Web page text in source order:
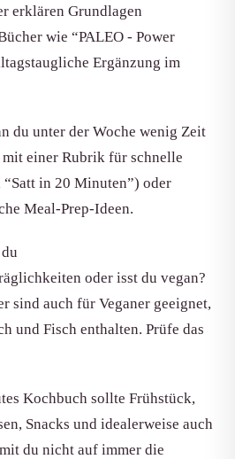
erklären Grundlagen
wie “PALEO - Power
Ergänzung im
du unter der Woche wenig Zeit
mit einer Rubrik für schnelle
in 20 Minuten”) oder
Meal-Prep-Ideen.
oder isst du vegan?
sind auch für Veganer geeignet,
und Fisch enthalten. Prüfe das
Kochbuch sollte Frühstück,
Snacks und idealerweise auch
du nicht auf immer die